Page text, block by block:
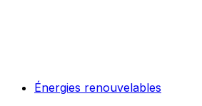
Énergies renouvelables